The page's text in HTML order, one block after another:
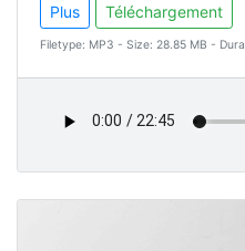
Plus Téléchargement
Filetype: MP3 - Size: 28.85 MB -